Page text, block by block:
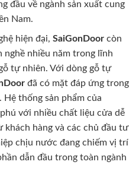
đầu về ngành sản xuất cung
Nam.
hiện đại, SaiGonDoor còn
nghề nhiều năm trong lĩnh
tự nhiên. Với dòng gỗ tự
đã có mặt đáp ứng trong
thống sản phẩm của
với nhiều chất liệu cửa dễ
khách hàng và các chủ đầu tư
chịu nước đang chiếm vị trí
dẫn đầu trong toàn ngành